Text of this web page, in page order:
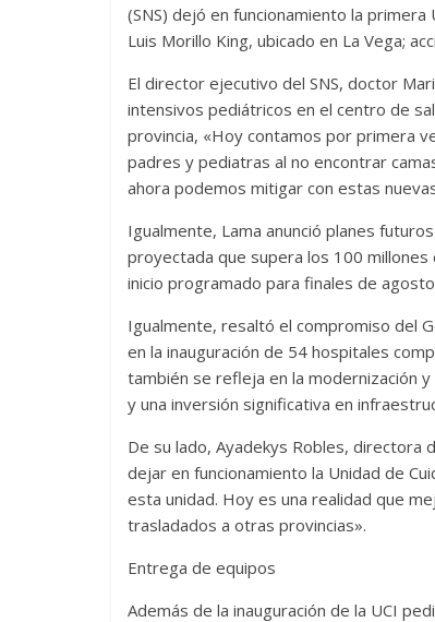
(SNS) dejó en funcionamiento la
Luis Morillo King, ubicado en La Vega;
El director ejecutivo del SNS, doctor
intensivos pediátricos en el centro de
provincia, «Hoy contamos por primera
padres y pediatras al no encontrar
ahora podemos mitigar con estas
Igualmente, Lama anunció planes
proyectada que supera los 100
inicio programado para finales de
Igualmente, resaltó el compromiso del
en la inauguración de 54 hospitales
también se refleja en la modernización
y una inversión significativa en
De su lado, Ayadekys Robles, directora
dejar en funcionamiento la Unidad de
esta unidad. Hoy es una realidad que
trasladados a otras provincias».
Entrega de equipos
Además de la inauguración de la UCI